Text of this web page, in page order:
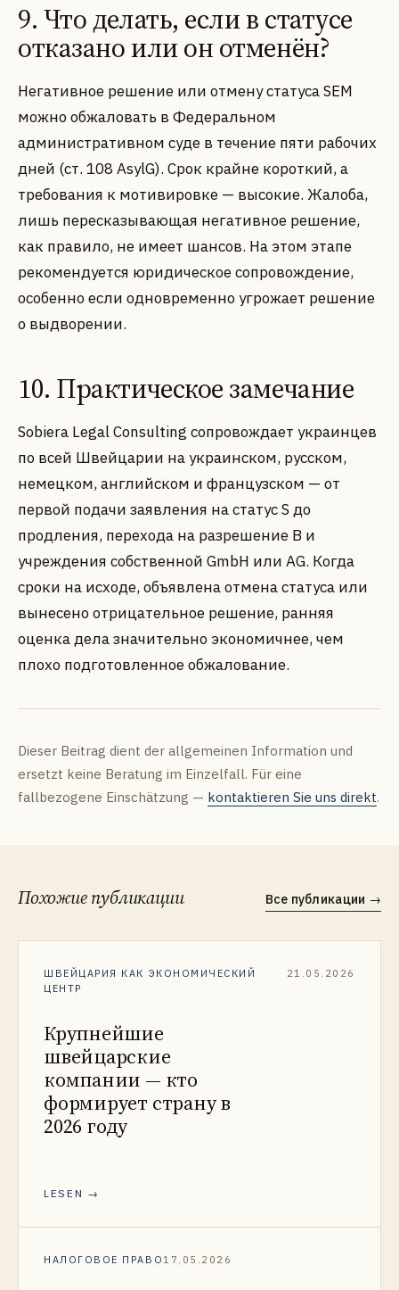
9. Что делать, если в статусе
отказано или он отменён?
Негативное решение или отмену статуса SEM
можно обжаловать в Федеральном
административном суде в течение пяти рабочих
дней (ст. 108 AsylG). Срок крайне короткий, а
требования к мотивировке — высокие. Жалоба,
лишь пересказывающая негативное решение,
как правило, не имеет шансов. На этом этапе
рекомендуется юридическое сопровождение,
особенно если одновременно угрожает решение
о выдворении.
10. Практическое замечание
Sobiera Legal Consulting сопровождает украинцев
по всей Швейцарии на украинском, русском,
немецком, английском и французском — от
первой подачи заявления на статус S до
продления, перехода на разрешение B и
учреждения собственной GmbH или AG. Когда
сроки на исходе, объявлена отмена статуса или
вынесено отрицательное решение, ранняя
оценка дела значительно экономичнее, чем
плохо подготовленное обжалование.
Dieser Beitrag dient der allgemeinen Information und
ersetzt keine Beratung im Einzelfall. Für eine
fallbezogene Einschätzung — kontaktieren Sie uns direkt.
Похожие публикации Все публикации →
ШВЕЙЦАРИЯ КАК ЭКОНОМИЧЕСКИЙ
ЦЕНТР
21.05.2026
Крупнейшие
швейцарские
компании — кто
формирует страну в
2026 году
LESEN →
НАЛОГОВОЕ ПРАВО17.05.2026